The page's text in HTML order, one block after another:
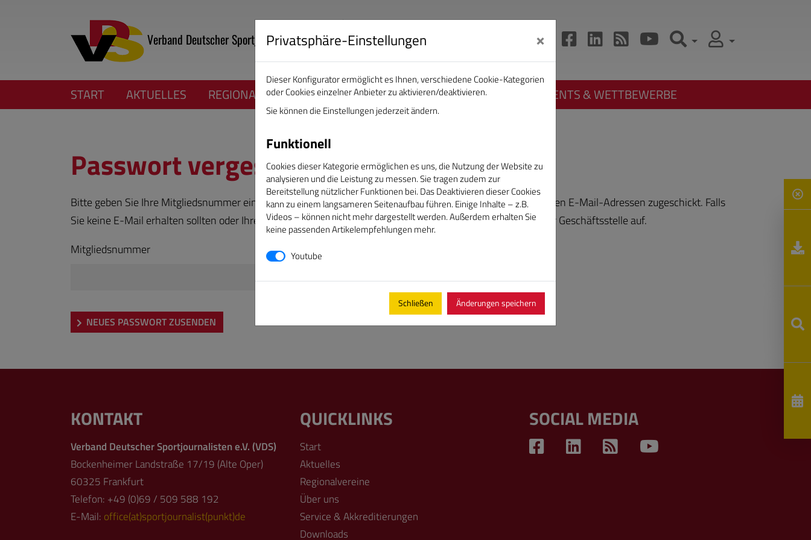
Verband Deutscher Sportjournalisten e.V. DAS GOLDENE BAND
START AKTUELLES REGIONALVEREINE ÜBER UNS SERVICE CAMPUS EVENTS & WETTBEWERBE
Passwort vergessen
Bitte geben Sie Ihre Mitgliedsnummer ein, es wird Ihnen anschließend ein neues Kennwort an die hinterlegten E-Mail-Adressen zugeschickt. Falls
Sie keine E-Mail erhalten sollten oder Ihre Mitgliedsnummer nicht kennen, nehmen Sie bitte Kontakt mit der Geschäftsstelle auf.
Mitgliedsnummer
NEUES PASSWORT ZUSENDEN
Privatsphäre-Einstellungen ×
Dieser Konfigurator ermöglicht es Ihnen, verschiedene Cookie-Kategorien
oder Cookies einzelner Anbieter zu aktivieren/deaktivieren.
Sie können die Einstellungen jederzeit ändern.
Funktionell
Cookies dieser Kategorie ermöglichen es uns, die Nutzung der Website zu
analysieren und die Leistung zu messen. Sie tragen zudem zur
Bereitstellung nützlicher Funktionen bei. Das Deaktivieren dieser Cookies
kann zu einem langsameren Seitenaufbau führen. Einige Inhalte – z.B.
Videos – können nicht mehr dargestellt werden. Außerdem erhalten Sie
keine passenden Artikelempfehlungen mehr.
Youtube
Schließen Änderungen speichern
KONTAKT
Verband Deutscher Sportjournalisten e.V. (VDS)
Bockenheimer Landstraße 17/19 (Alte Oper)
60325 Frankfurt
Telefon: +49 (0)69 / 509 588 192
E-Mail: office(at)sportjournalist(punkt)de
QUICKLINKS
Start
Aktuelles
Regionalvereine
Über uns
Service & Akkreditierungen
Downloads
SOCIAL MEDIA